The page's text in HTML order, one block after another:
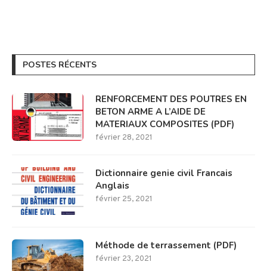
POSTES RÉCENTS
RENFORCEMENT DES POUTRES EN
BETON ARME A L’AIDE DE
MATERIAUX COMPOSITES (PDF)
février 28, 2021
Dictionnaire genie civil Francais
Anglais
février 25, 2021
Méthode de terrassement (PDF)
février 23, 2021